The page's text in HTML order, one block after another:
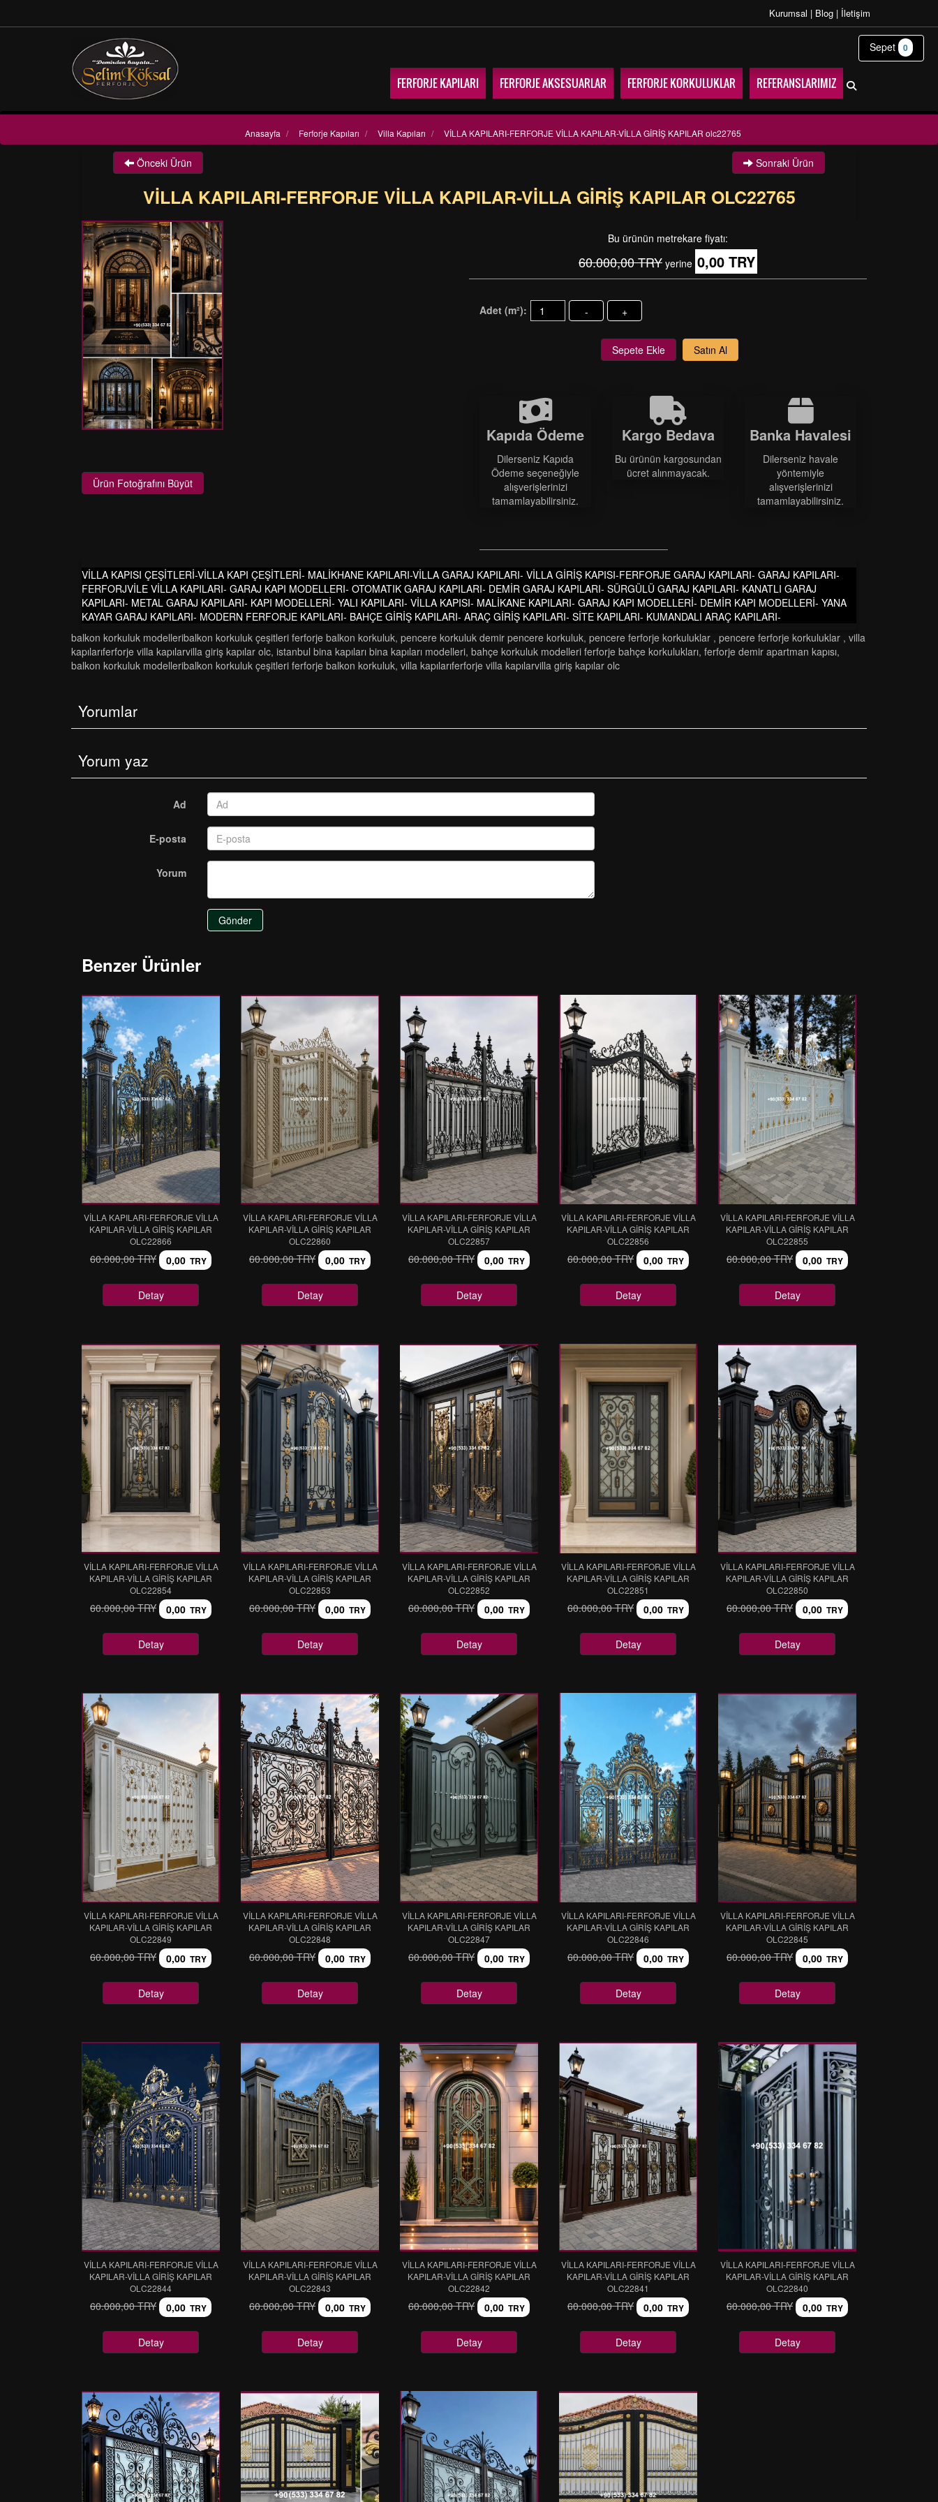
Kurumsal | Blog | İletişim
FERFORJE KAPILARI FERFORJE AKSESUARLAR FERFORJE KORKULUKLAR REFERANSLARIMIZ
VİLLA KAPILARI-FERFORJE VİLLA KAPILAR-VİLLA GİRİŞ KAPILAR olc22765
Villa Kapıları /
Ferforje Kapıları /
Anasayfa /
Önceki Ürün Sonraki Ürün
VİLLA KAPILARI-FERFORJE VİLLA KAPILAR-VİLLA GİRİŞ KAPILAR OLC22765
Ürün Fotoğrafını Büyüt
Bu ürünün metrekare fiyatı:
60.000,00 TRY yerine 0,00 TRY
Adet (m²): - +
Sepete Ekle Satın Al
Kapıda Ödeme
Dilerseniz Kapıda
Ödeme seçeneğiyle
alışverişlerinizi
tamamlayabilirsiniz.
Kargo Bedava
Bu ürünün kargosundan
ücret alınmayacak.
Banka Havalesi
Dilerseniz havale
yöntemiyle
alışverişlerinizi
tamamlayabilirsiniz.
Sepet 0
VİLLA KAPISI ÇEŞİTLERİ-VİLLA KAPI ÇEŞİTLERİ- MALİKHANE KAPILARI-VİLLA GARAJ KAPILARI- VİLLA GİRİŞ KAPISI-FERFORJE GARAJ KAPILARI- GARAJ KAPILARI-
FERFORJVİLE VİLLA KAPILARI- GARAJ KAPI MODELLERI- OTOMATIK GARAJ KAPILARI- DEMİR GARAJ KAPILARI- SÜRGÜLÜ GARAJ KAPILARI- KANATLI GARAJ
KAPILARI- METAL GARAJ KAPILARI- KAPI MODELLERİ- YALI KAPILARI- VİLLA KAPISI- MALİKANE KAPILARI- GARAJ KAPI MODELLERİ- DEMİR KAPI MODELLERİ- YANA
KAYAR GARAJ KAPILARI- MODERN FERFORJE KAPILARI- BAHÇE GİRİŞ KAPILARI- ARAÇ GİRİŞ KAPILARI- SİTE KAPILARI- KUMANDALI ARAÇ KAPILARI-
balkon korkuluk modelleri̇balkon korkuluk çeşi̇tleri̇ ferforje balkon korkuluk, pencere korkuluk demir pencere korkuluk, pencere ferforje korkuluklar , pencere ferforje korkuluklar , vi̇lla
kapilariferforje vi̇lla kapilarvi̇lla gi̇ri̇ş kapilar olc, i̇stanbul bina kapıları bina kapıları modelleri, bahçe korkuluk modelleri̇ ferforje bahçe korkuluklari, ferforje demir apartman kapısı,
balkon korkuluk modelleri̇balkon korkuluk çeşi̇tleri̇ ferforje balkon korkuluk, vi̇lla kapilariferforje vi̇lla kapilarvi̇lla gi̇ri̇ş kapilar olc
Yorumlar
Yorum yaz
Ad
E-posta
Yorum
Gönder
Benzer Ürünler
VİLLA KAPILARI-FERFORJE VİLLA
KAPILAR-VİLLA GİRİŞ KAPILAR
OLC22866
60.000,00 TRY 0,00 TRY
Detay
VİLLA KAPILARI-FERFORJE VİLLA
KAPILAR-VİLLA GİRİŞ KAPILAR
OLC22860
60.000,00 TRY 0,00 TRY
Detay
VİLLA KAPILARI-FERFORJE VİLLA
KAPILAR-VİLLA GİRİŞ KAPILAR
OLC22857
60.000,00 TRY 0,00 TRY
Detay
VİLLA KAPILARI-FERFORJE VİLLA
KAPILAR-VİLLA GİRİŞ KAPILAR
OLC22856
60.000,00 TRY 0,00 TRY
Detay
VİLLA KAPILARI-FERFORJE VİLLA
KAPILAR-VİLLA GİRİŞ KAPILAR
OLC22855
60.000,00 TRY 0,00 TRY
Detay
VİLLA KAPILARI-FERFORJE VİLLA
KAPILAR-VİLLA GİRİŞ KAPILAR
OLC22854
60.000,00 TRY 0,00 TRY
Detay
VİLLA KAPILARI-FERFORJE VİLLA
KAPILAR-VİLLA GİRİŞ KAPILAR
OLC22853
60.000,00 TRY 0,00 TRY
Detay
VİLLA KAPILARI-FERFORJE VİLLA
KAPILAR-VİLLA GİRİŞ KAPILAR
OLC22852
60.000,00 TRY 0,00 TRY
Detay
VİLLA KAPILARI-FERFORJE VİLLA
KAPILAR-VİLLA GİRİŞ KAPILAR
OLC22851
60.000,00 TRY 0,00 TRY
Detay
VİLLA KAPILARI-FERFORJE VİLLA
KAPILAR-VİLLA GİRİŞ KAPILAR
OLC22850
60.000,00 TRY 0,00 TRY
Detay
VİLLA KAPILARI-FERFORJE VİLLA
KAPILAR-VİLLA GİRİŞ KAPILAR
OLC22849
60.000,00 TRY 0,00 TRY
Detay
VİLLA KAPILARI-FERFORJE VİLLA
KAPILAR-VİLLA GİRİŞ KAPILAR
OLC22848
60.000,00 TRY 0,00 TRY
Detay
VİLLA KAPILARI-FERFORJE VİLLA
KAPILAR-VİLLA GİRİŞ KAPILAR
OLC22847
60.000,00 TRY 0,00 TRY
Detay
VİLLA KAPILARI-FERFORJE VİLLA
KAPILAR-VİLLA GİRİŞ KAPILAR
OLC22846
60.000,00 TRY 0,00 TRY
Detay
VİLLA KAPILARI-FERFORJE VİLLA
KAPILAR-VİLLA GİRİŞ KAPILAR
OLC22845
60.000,00 TRY 0,00 TRY
Detay
VİLLA KAPILARI-FERFORJE VİLLA
KAPILAR-VİLLA GİRİŞ KAPILAR
OLC22844
60.000,00 TRY 0,00 TRY
Detay
VİLLA KAPILARI-FERFORJE VİLLA
KAPILAR-VİLLA GİRİŞ KAPILAR
OLC22843
60.000,00 TRY 0,00 TRY
Detay
VİLLA KAPILARI-FERFORJE VİLLA
KAPILAR-VİLLA GİRİŞ KAPILAR
OLC22842
60.000,00 TRY 0,00 TRY
Detay
VİLLA KAPILARI-FERFORJE VİLLA
KAPILAR-VİLLA GİRİŞ KAPILAR
OLC22841
60.000,00 TRY 0,00 TRY
Detay
VİLLA KAPILARI-FERFORJE VİLLA
KAPILAR-VİLLA GİRİŞ KAPILAR
OLC22840
60.000,00 TRY 0,00 TRY
Detay